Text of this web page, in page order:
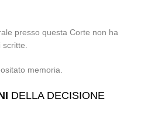
presso questa Corte non ha
memoria.
DELLA DECISIONE